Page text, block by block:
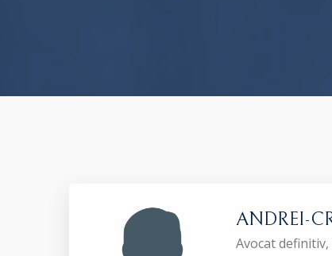
ANDREI-
Avocat definitiv,